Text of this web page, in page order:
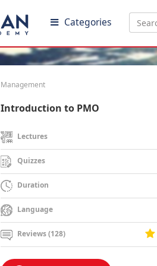
Categories
Management
Introduction to PMO
Lectures
Quizzes
Duration
Language
Reviews (128)